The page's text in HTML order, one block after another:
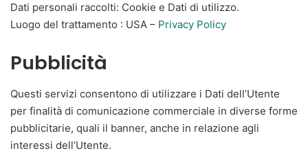
Dati personali raccolti: Cookie e Dati di utilizzo.
Luogo del trattamento : USA – Privacy Policy
Pubblicità
Questi servizi consentono di utilizzare i Dati dell’Utente
per finalità di comunicazione commerciale in diverse forme
pubblicitarie, quali il banner, anche in relazione agli
interessi dell’Utente.